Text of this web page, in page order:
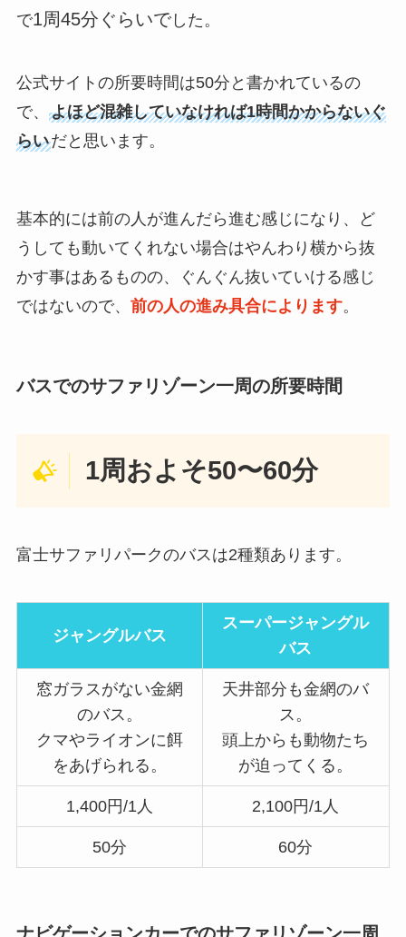
で1周45分ぐらいでした。
公式サイトの所要時間は50分と書かれているの
で、 よほど混雑していなければ1時間かからないぐ
らいだと思います。
基本的には前の人が進んだら進む感じになり、ど
うしても動いてくれない場合はやんわり横から抜
かす事はあるものの、ぐんぐん抜いていける感じ
ではないので、 前の人の進み具合によります。
バスでのサファリゾーン一周の所要時間
1周およそ50〜60分
富士サファリパークのバスは2種類あります。
ジャングルバス
スーパージャングル
バス
窓ガラスがない金網
のバス。
クマやライオンに餌
をあげられる。
天井部分も金網のバ
ス。
頭上からも動物たち
が迫ってくる。
1,400円/1人 2,100円/1人
50分 60分